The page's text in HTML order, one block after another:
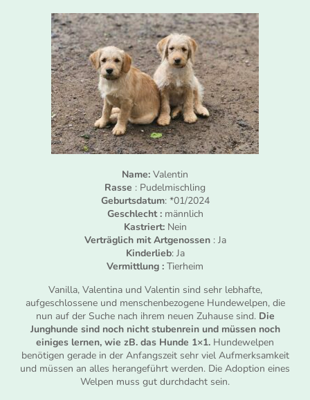
Name: Valentin
Rasse : Pudelmischling
Geburtsdatum: *01/2024
Geschlecht :männlich
Kastriert: Nein
Verträglich mit Artgenossen : Ja
Kinderlieb: Ja
Vermittlung : Tierheim
Vanilla, Valentina und Valentin sind sehr lebhafte,
aufgeschlossene und menschenbezogene Hundewelpen, die
nun auf der Suche nach ihrem neuen Zuhause sind.Die
Junghunde sind noch nicht stubenrein und müssen noch
einiges lernen, wie zB. das Hunde 1×1. Hundewelpen
benötigen gerade in der Anfangszeit sehr viel Aufmerksamkeit
und müssen an alles herangeführt werden. Die Adoption eines
Welpen muss gut durchdacht sein.